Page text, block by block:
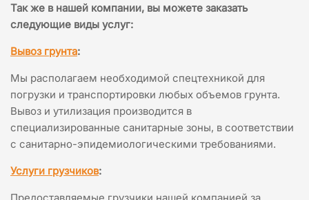
Так же в нашей компании, вы можете заказать
следующие виды услуг:
Вывоз грунта:
Мы располагаем необходимой спецтехникой для
погрузки и транспортировки любых объемов грунта.
Вывоз и утилизация производится в
специализированные санитарные зоны, в соответствии
с санитарно-эпидемиологическими требованиями.
Услуги грузчиков: